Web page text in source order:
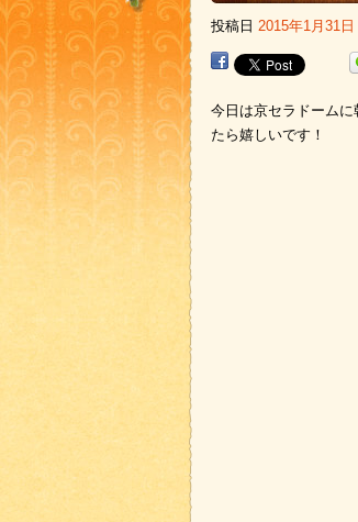
投稿日 2015年1月31日
今日は京セラドーム
たら嬉しいです！